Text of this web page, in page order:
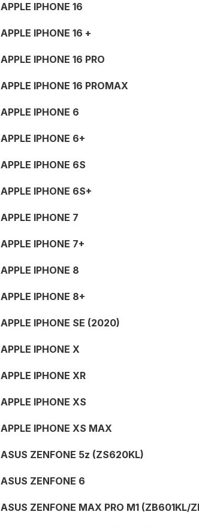
APPLE IPHONE 16
APPLE IPHONE 16 +
APPLE IPHONE 16 PRO
APPLE IPHONE 16 PROMAX
APPLE IPHONE 6
APPLE IPHONE 6+
APPLE IPHONE 6S
APPLE IPHONE 6S+
APPLE IPHONE 7
APPLE IPHONE 7+
APPLE IPHONE 8
APPLE IPHONE 8+
APPLE IPHONE SE (2020)
APPLE IPHONE X
APPLE IPHONE XR
APPLE IPHONE XS
APPLE IPHONE XS MAX
ASUS ZENFONE 5z (ZS620KL)
ASUS ZENFONE 6
ASUS ZENFONE MAX PRO M1 (ZB601KL/